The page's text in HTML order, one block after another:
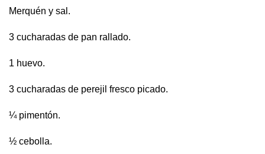
Merquén y sal.
3 cucharadas de pan rallado.
1 huevo.
3 cucharadas de perejil fresco picado.
¼ pimentón.
½ cebolla.